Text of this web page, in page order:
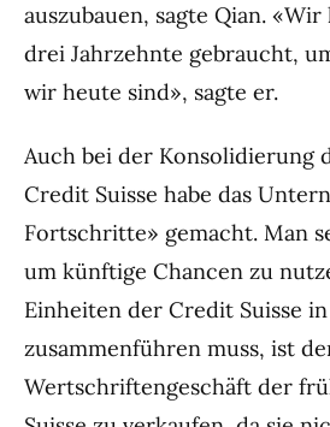
auszubauen, sagte Qian.
drei Jahrzehnte gebraucht,
wir heute sind», sagte er.
Auch bei der Konsolidierung
Credit Suisse habe das
Fortschritte» gemacht. Man
um künftige Chancen zu
Einheiten der Credit Suisse
zusammenführen muss, ist
Wertschriftengeschäft der